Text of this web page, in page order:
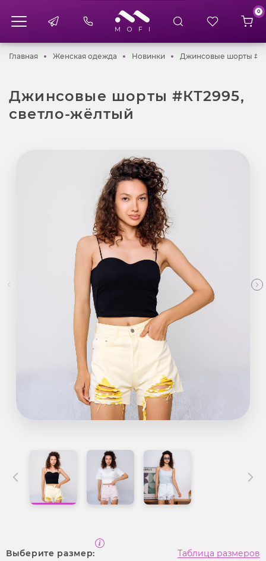
0
ГлавнаяГлавнаяЖенская одежда Женская одежда
НовинкиНовинкиДжинсовые шорты
Джинсовые шорты #КТ2995,
светло-жёлтый
Выберите размер: Таблица размеров